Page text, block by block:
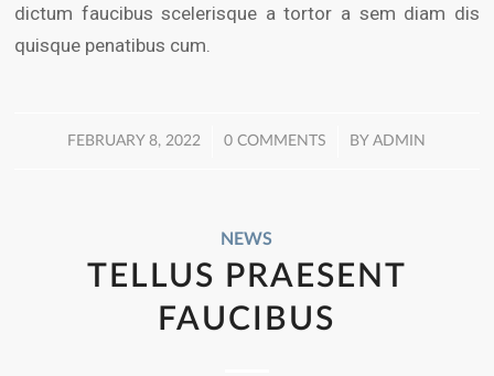
dictum faucibus scelerisque a tortor a sem diam dis
quisque penatibus cum.
FEBRUARY 8, 2022
/ 0 COMMENTS
/ BYADMIN
NEWS
TELLUS PRAESENT
FAUCIBUS